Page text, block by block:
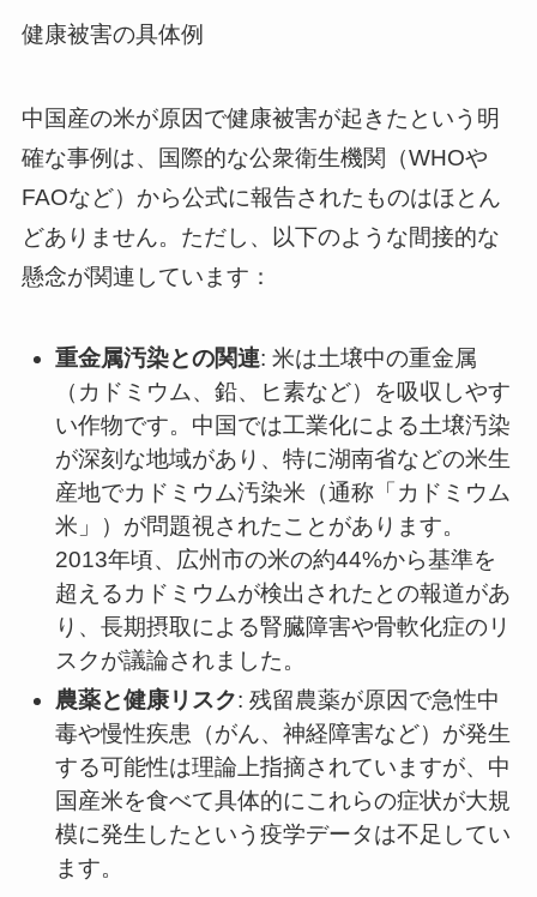
健康被害の具体例
中国産の米が原因で健康被害が起きたという明
確な事例は、国際的な公衆衛生機関（WHOや
FAOなど）から公式に報告されたものはほとん
どありません。ただし、以下のような間接的な
懸念が関連しています：
重金属汚染との関連: 米は土壌中の重金属
（カドミウム、鉛、ヒ素など）を吸収しやす
い作物です。中国では工業化による土壌汚染
が深刻な地域があり、特に湖南省などの米生
産地でカドミウム汚染米（通称「カドミウム
米」）が問題視されたことがあります。
2013年頃、広州市の米の約44%から基準を
超えるカドミウムが検出されたとの報道があ
り、長期摂取による腎臓障害や骨軟化症のリ
スクが議論されました。
農薬と健康リスク: 残留農薬が原因で急性中
毒や慢性疾患（がん、神経障害など）が発生
する可能性は理論上指摘されていますが、中
国産米を食べて具体的にこれらの症状が大規
模に発生したという疫学データは不足してい
ます。